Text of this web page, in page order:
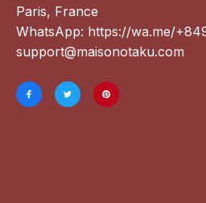
Paris, France
WhatsApp: https://wa.me/
support@maisonotaku.com